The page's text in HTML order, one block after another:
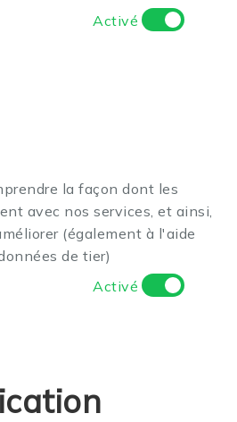
Activé
la façon dont les
avec nos services, et ainsi,
(également à l'aide
de tier)
Activé